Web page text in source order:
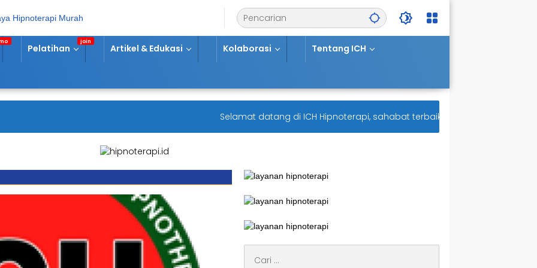
Pelatihan Artikel & Edukasi Kolaborasi Tentang ICH
Selamat datang di ICH Hipnoterapi, sahabat terbaik untuk kesehatan
untuk: